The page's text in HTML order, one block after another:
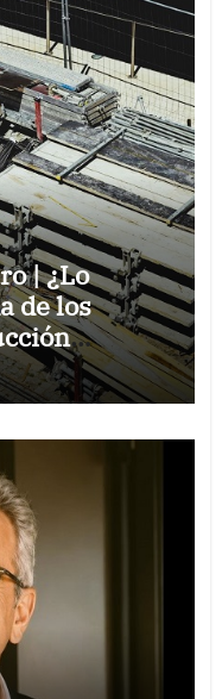
| ¿Lo
de los
proyectos